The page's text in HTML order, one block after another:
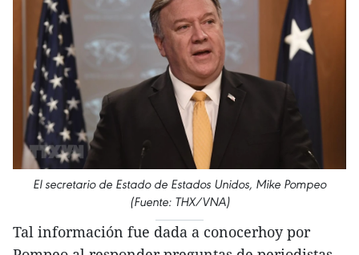
El secretario de Estado de Estados Unidos, Mike Pompeo
(Fuente: THX/VNA)
Tal información fue dada a conocerhoy por